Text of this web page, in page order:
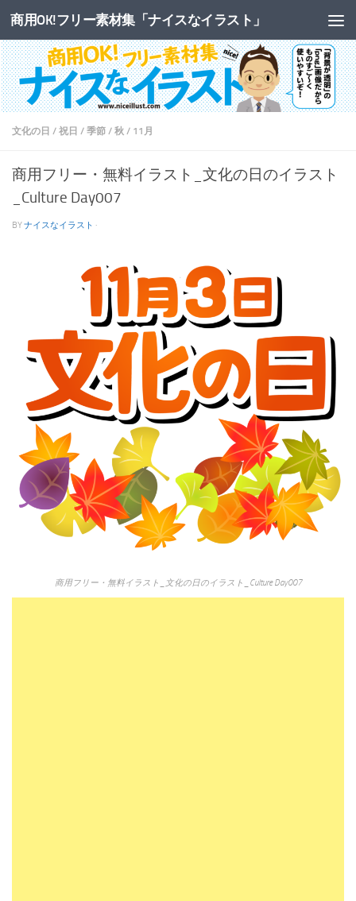
コンテンツへスキップ
商用OK!フリー素材集「ナイスなイラスト」
文化の日 / 祝日 / 季節 / 秋 / 11月
商用フリー・無料イラスト_文化の日のイラスト
_Culture Day007
BYナイスなイラスト ·
商用フリー・無料イラスト_文化の日のイラスト_Culture Day007